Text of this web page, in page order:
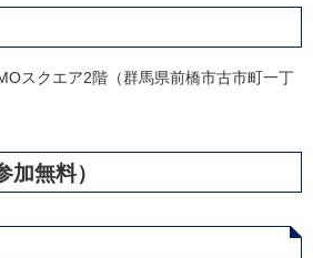
スクエア2階（群馬県前橋市古市町一丁
加無料）